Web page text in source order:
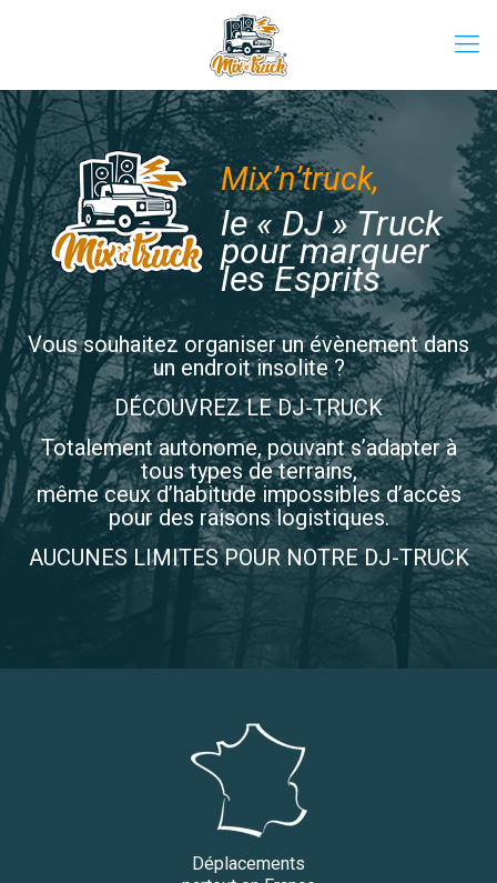
Mix’n’truck,
le « DJ » Truck
pour marquer
les Esprits
Vous souhaitez organiser un évènement dans
un endroit insolite ?
DÉCOUVREZ LE DJ-TRUCK
Totalement autonome, pouvant s’adapter à
tous types de terrains,
même ceux d’habitude impossibles d’accès
pour des raisons logistiques.
AUCUNES LIMITES POUR NOTRE DJ-TRUCK
Déplacements